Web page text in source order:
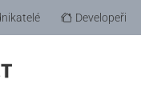
Developeři